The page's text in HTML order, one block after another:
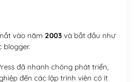
vào năm 2003và bắt đầu như
blogger.
đã nhanh chóng phát triển,
đến các lập trình viên có ít